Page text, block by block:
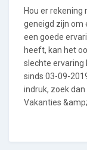
Hou er
geneigd zijn om
een goede
heeft, kan het
slechte ervaring
sinds 03-09-
indruk, zoek
Vakanties